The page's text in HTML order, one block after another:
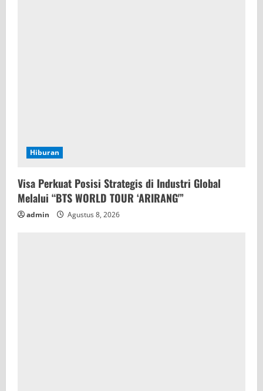
Hiburan
Visa Perkuat Posisi Strategis di Industri Global
Melalui “BTS WORLD TOUR ‘ARIRANG'”
admin Agustus 8, 2026